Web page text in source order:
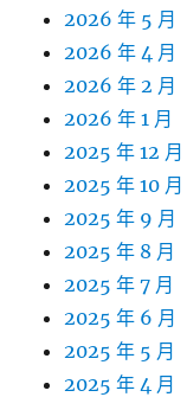
2026 年 5 月
2026 年 4 月
2026 年 2 月
2026 年 1 月
2025 年 12 月
2025 年 10 月
2025 年 9 月
2025 年 8 月
2025 年 7 月
2025 年 6 月
2025 年 5 月
2025 年 4 月